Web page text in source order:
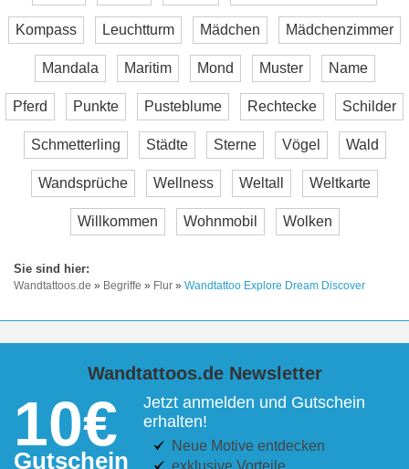
Kompass Leuchtturm Mädchen Mädchenzimmer
Mandala Maritim Mond Muster Name
Pferd Punkte Pusteblume Rechtecke Schilder
Schmetterling Städte Sterne Vögel Wald
Wandsprüche Wellness Weltall Weltkarte
Willkommen Wohnmobil Wolken
Wandtattoos.de » Begriffe » Flur » Wandtattoo Explore Dream Discover
Wandtattoos.de Newsletter
10€
Gutschein
Jetzt anmelden und Gutschein
erhalten!
Neue Motive entdecken
exklusive Vorteile